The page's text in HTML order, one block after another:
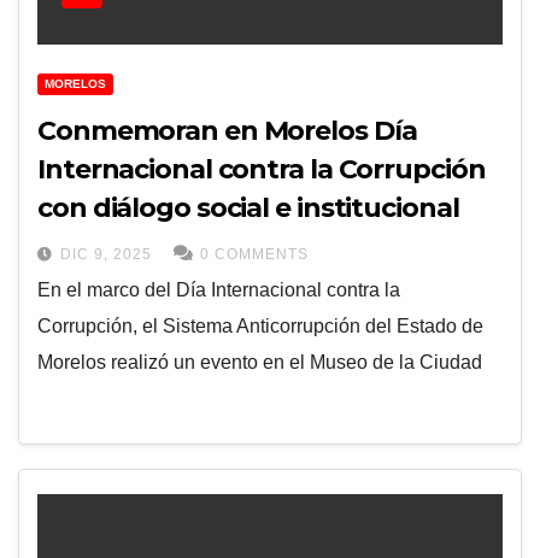
MORELOS
Conmemoran en Morelos Día
Internacional contra la Corrupción
con diálogo social e institucional
DIC 9, 2025 0 COMMENTS
En el marco del Día Internacional contra la
Corrupción, el Sistema Anticorrupción del Estado de
Morelos realizó un evento en el Museo de la Ciudad